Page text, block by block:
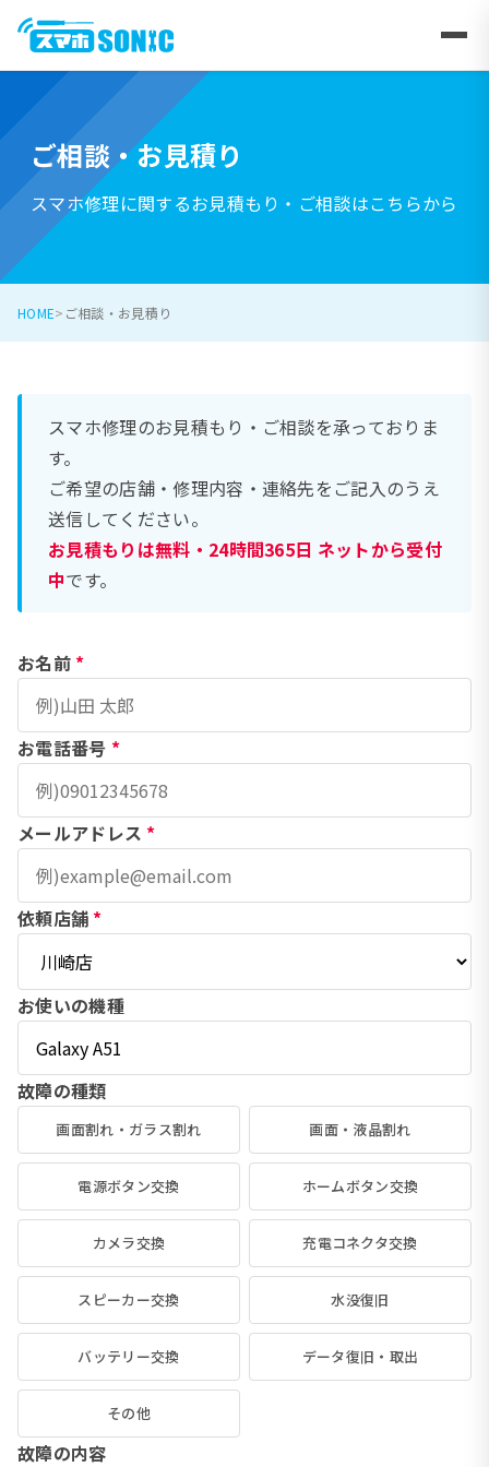
ご相談・お見積り
スマホ修理に関するお見積もり・ご相談はこちらから
HOME ご相談・お見積り
スマホ修理のお見積もり・ご相談を承っておりま
す。
ご希望の店舗・修理内容・連絡先をご記入のうえ
送信してください。
お見積もりは無料・24時間365日 ネットから受付
中です。
お名前 *
お電話番号 *
メールアドレス *
依頼店舗 *
お使いの機種
故障の種類
画面割れ・ガラス割れ 画面・液晶割れ
電源ボタン交換 ホームボタン交換
カメラ交換 充電コネクタ交換
スピーカー交換 水没復旧
バッテリー交換 データ復旧・取出
その他
故障の内容